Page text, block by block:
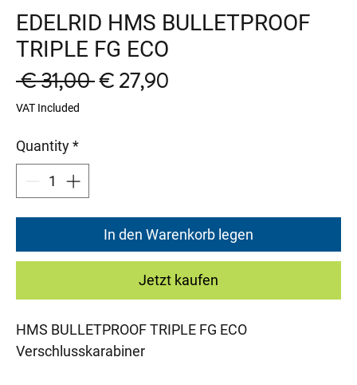
EDELRID HMS BULLETPROOF
TRIPLE FG ECO
€ 31,00 Regular
€ 27,90
VAT Included
Quantity*
In den Warenkorb legen
Jetzt kaufen
HMS BULLETPROOF TRIPLE FG ECO
Verschlusskarabiner